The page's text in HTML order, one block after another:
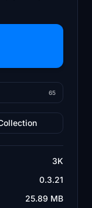
65
3K
0.3.21
25.89 MB